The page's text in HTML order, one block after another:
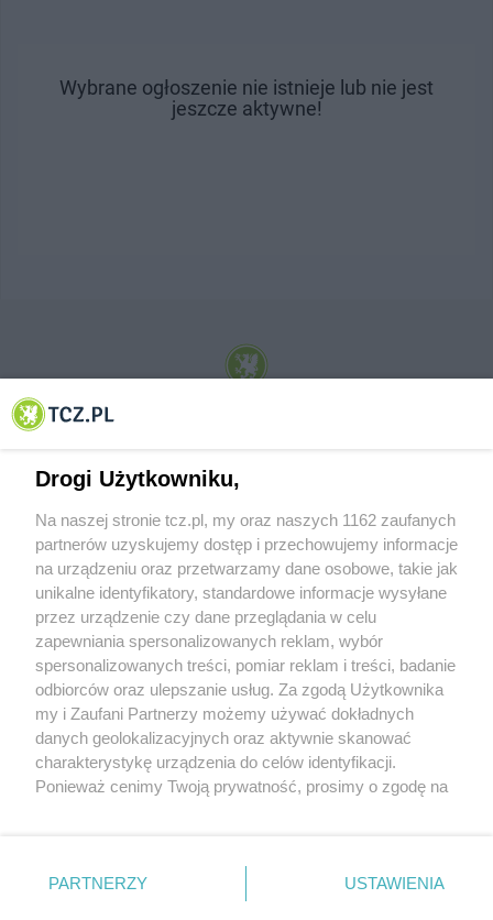
Wybrane ogłoszenie nie istnieje lub nie jest
jeszcze aktywne!
© 2001-2026 Tczew - TCZ.PL Sp. z o.o. Internetowy Serwis Informacyjny Miasta
O FIRMIE POLITYKA PRYWATNOŚCI HOSTING
REKLAMA WSPÓŁPRACA RSS FACEBOOK KONTAKT
Nasze serwisy
Aktualności
Tcz24
Historia miasta
Muzyka i kultura
Archiwum wydarzeń
Zdjęcia miasta
Drogi Użytkowniku,
Na naszej stronie tcz.pl, my oraz naszych 1162 zaufanych
partnerów uzyskujemy dostęp i przechowujemy informacje
na urządzeniu oraz przetwarzamy dane osobowe, takie jak
unikalne identyfikatory, standardowe informacje wysyłane
przez urządzenie czy dane przeglądania w celu
zapewniania spersonalizowanych reklam, wybór
spersonalizowanych treści, pomiar reklam i treści, badanie
odbiorców oraz ulepszanie usług. Za zgodą Użytkownika
my i Zaufani Partnerzy możemy używać dokładnych
danych geolokalizacyjnych oraz aktywnie skanować
charakterystykę urządzenia do celów identyfikacji.
Ponieważ cenimy Twoją prywatność, prosimy o zgodę na
znajdujący się w lewym dolnym rogu strony
. Niektóre
PARTNERZY USTAWIENIA